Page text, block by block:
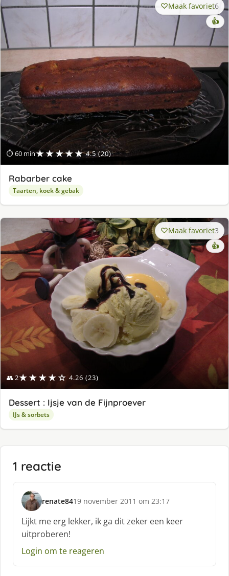
⏱ 60 min★★★★★ 4.5 (20)
Maak favoriet6
👍
Rabarber cake
Taarten, koek & gebak
👥 2★★★★☆ 4.26 (23)
Maak favoriet3
👍
Dessert : Ijsje van de Fijnproever
IJs & sorbets
1 reactie
renate84
s
c
h
r
e
19 november 2011 om 23:17
Lijkt me erg lekker, ik ga dit zeker een keer
uitproberen!
Login om te reageren